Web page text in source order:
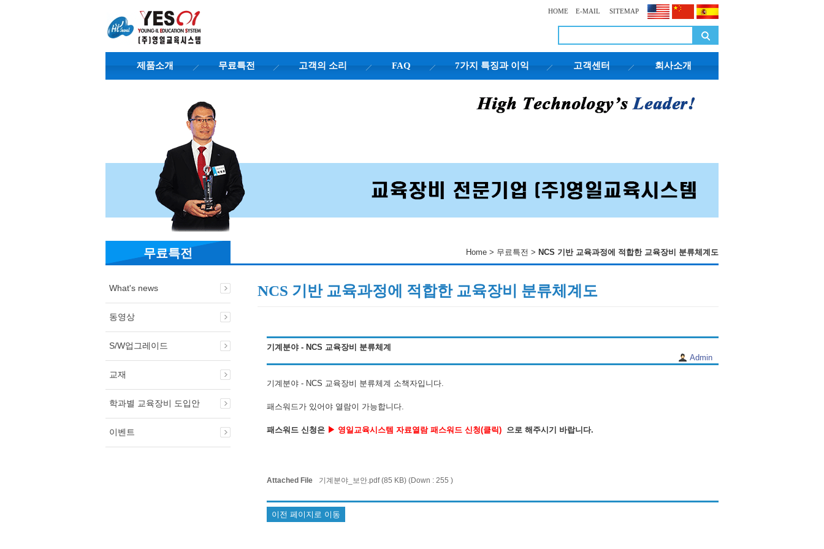
HOME E-MAIL SITEMAP
제품소개 무료특전 고객의 소리 FAQ 7가지 특징과 이익 고객센터 회사소개
무료특전
What's news
동영상
S/W업그레이드
교재
학과별 교육장비 도입안
이벤트
Home > 무료특전 > NCS 기반 교육과정에 적합한 교육장비 분류체계도
NCS 기반 교육과정에 적합한 교육장비 분류체계도
기계분야 - NCS 교육장비 분류체계
Admin
기계분야 - NCS 교육장비 분류체계 소책자입니다.
패스워드가 있어야 열람이 가능합니다.
패스워드 신청은 ▶ 영일교육시스템 자료열람 패스워드 신청(클릭) 으로 해주시기 바랍니다.
Attached File 기계분야_보안.pdf (85 KB) (Down : 255 )
이전 페이지로 이동